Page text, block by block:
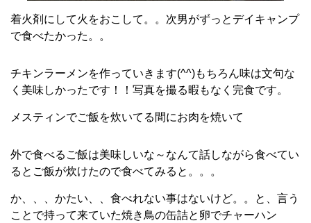
着火剤にして火をおこして。。次男がずっとデイキャンプ
で食べたかった。。
チキンラーメンを作っていきます(^^)もちろん味は文句な
く美味しかったです！！写真を撮る暇もなく完食です。
メスティンでご飯を炊いてる間にお肉を焼いて
外で食べるご飯は美味しいな～なんて話しながら食べてい
るとご飯が炊けたので食べてみると。。。
か、、、かたい、、食べれない事はないけど。。と、言う
ことで持って来ていた焼き鳥の缶詰と卵でチャーハン